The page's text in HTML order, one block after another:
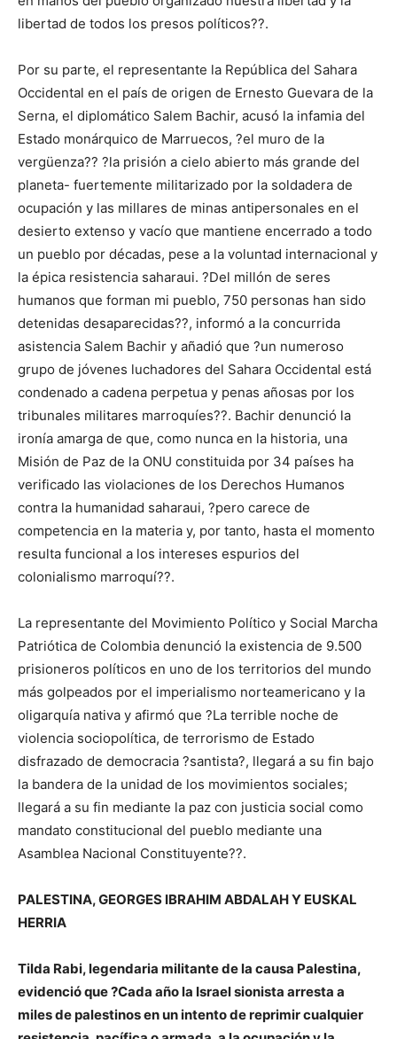
libertad de todos los presos políticos??.
Por su parte, el representante la República del Sahara
Occidental en el país de origen de Ernesto Guevara de la
Serna, el diplomático Salem Bachir, acusó la infamia del
Estado monárquico de Marruecos, ?el muro de la
vergüenza?? ?la prisión a cielo abierto más grande del
planeta- fuertemente militarizado por la soldadera de
ocupación y las millares de minas antipersonales en el
desierto extenso y vacío que mantiene encerrado a todo
un pueblo por décadas, pese a la voluntad internacional y
la épica resistencia saharaui. ?Del millón de seres
humanos que forman mi pueblo, 750 personas han sido
detenidas desaparecidas??, informó a la concurrida
asistencia Salem Bachir y añadió que ?un numeroso
grupo de jóvenes luchadores del Sahara Occidental está
condenado a cadena perpetua y penas añosas por los
tribunales militares marroquíes??. Bachir denunció la
ironía amarga de que, como nunca en la historia, una
Misión de Paz de la ONU constituida por 34 países ha
verificado las violaciones de los Derechos Humanos
contra la humanidad saharaui, ?pero carece de
competencia en la materia y, por tanto, hasta el momento
resulta funcional a los intereses espurios del
colonialismo marroquí??.
La representante del Movimiento Político y Social Marcha
Patriótica de Colombia denunció la existencia de 9.500
prisioneros políticos en uno de los territorios del mundo
más golpeados por el imperialismo norteamericano y la
oligarquía nativa y afirmó que ?La terrible noche de
violencia sociopolítica, de terrorismo de Estado
disfrazado de democracia ?santista?, llegará a su fin bajo
la bandera de la unidad de los movimientos sociales;
llegará a su fin mediante la paz con justicia social como
mandato constitucional del pueblo mediante una
Asamblea Nacional Constituyente??.
PALESTINA, GEORGES IBRAHIM ABDALAH Y EUSKAL
HERRIA
Tilda Rabi, legendaria militante de la causa Palestina,
evidenció que ?Cada año la Israel sionista arresta a
miles de palestinos en un intento de reprimir cualquier